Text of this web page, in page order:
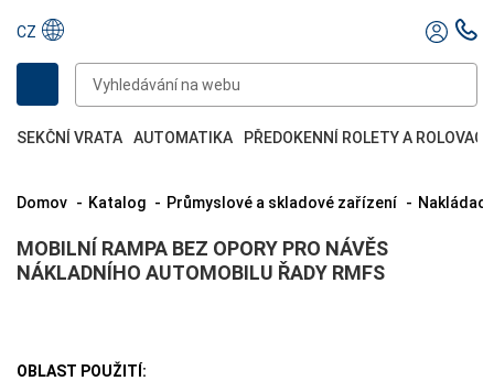
CZ
SEKČNÍ VRATA AUTOMATIKA PŘEDOKENNÍ ROLETY A ROLOVACÍ
Domov Katalog Průmyslové a skladové zařízení
MOBILNÍ RAMPA BEZ OPORY PRO NÁVĚS
NÁKLADNÍHO AUTOMOBILU ŘADY RMFS
OBLAST POUŽITÍ: